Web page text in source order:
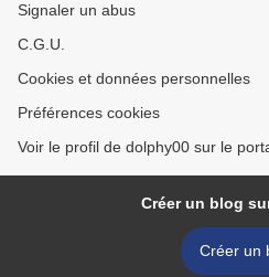
Signaler un abus
C.G.U.
Cookies et données personnelles
Préférences cookies
Voir le profil de dolphy00 sur le
Créer un blog
Créer un